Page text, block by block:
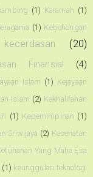
(1) Karamah (1)
(1) Kebohongan
kecerdasan (20)
Finansial (4)
Islam (1) Kejayaan
Islam (2) Kekhalifahan
(1) Kepemimpinan (1)
Sriwijaya (2) Kesehatan
Yang Maha Esa
(1) keunggulan teknologi